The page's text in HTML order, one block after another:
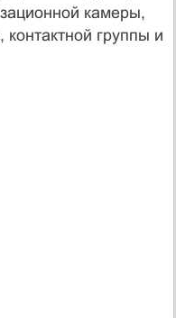
камеры,
контактной группы и